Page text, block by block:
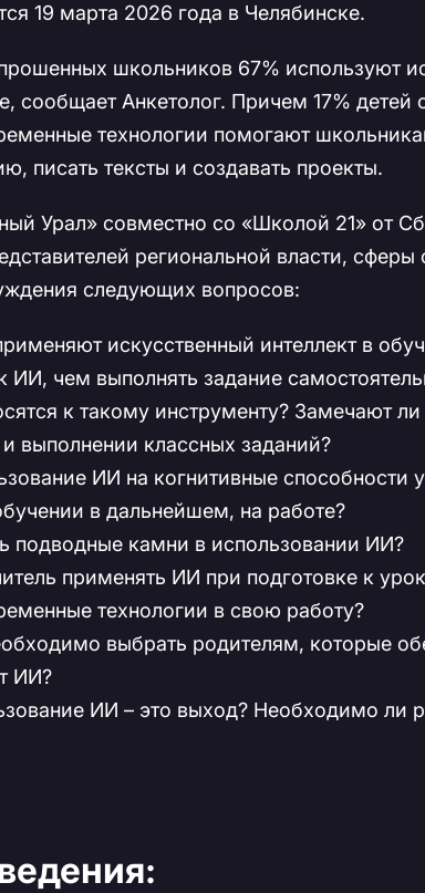
19 марта 2026 года в Челябинске.
школьников 67% используют
сообщает Анкетолог. Причем 17% детей
технологии помогают
писать тексты и создавать проекты.
Урал» совместно со «Школой 21» от
региональной власти,
следующих вопросов:
искусственный интеллект в
ИИ, чем выполнять задание
к такому инструменту? Замечают
выполнении классных заданий?
ИИ на когнитивные способности
в дальнейшем, на работе?
подводные камни в использовании ИИ?
применять ИИ при подготовке к
технологии в свою работу?
выбрать родителям, которые
ИИ?
ИИ – это выход? Необходимо ли